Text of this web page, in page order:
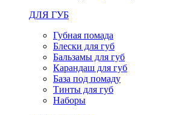
ДЛЯ ГУБ
Губная помада
Блески для губ
Бальзамы для губ
Карандаш для губ
База под помаду
Тинты для губ
Наборы